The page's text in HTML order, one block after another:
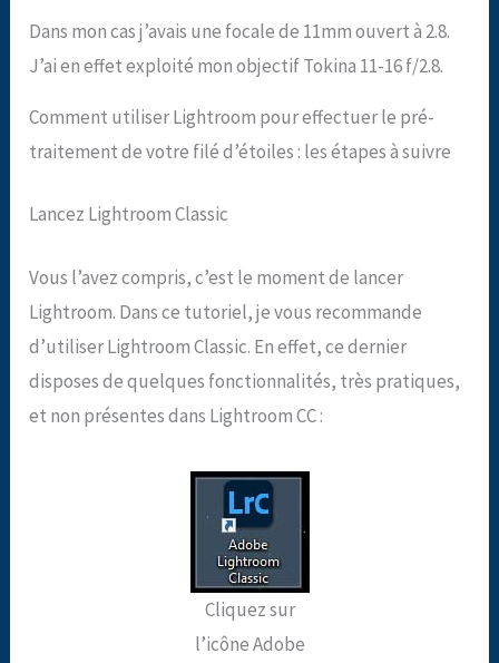
Dans mon cas j’avais une focale de 11mm ouvert à 2.8.
J’ai en effet exploité mon objectif Tokina 11-16 f/2.8.
Comment utiliser Lightroom pour effectuer le pré-
traitement de votre filé d’étoiles : les étapes à suivre
Lancez Lightroom Classic
Vous l’avez compris, c’est le moment de lancer
Lightroom. Dans ce tutoriel, je vous recommande
d’utiliser Lightroom Classic. En effet, ce dernier
disposes de quelques fonctionnalités, très pratiques,
et non présentes dans Lightroom CC :
Cliquez sur
l’icône Adobe